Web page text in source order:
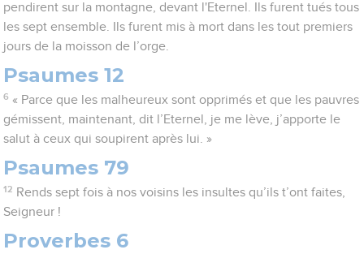
pendirent sur la montagne, devant l'Eternel. Ils furent tués tous
les sept ensemble. Ils furent mis à mort dans les tout premiers
jours de la moisson de l’orge.
Psaumes 12
6 « Parce que les malheureux sont opprimés et que les pauvres
gémissent, maintenant, dit l’Eternel, je me lève, j’apporte le
salut à ceux qui soupirent après lui. »
Psaumes 79
12 Rends sept fois à nos voisins les insultes qu’ils t’ont faites,
Seigneur !
Proverbes 6